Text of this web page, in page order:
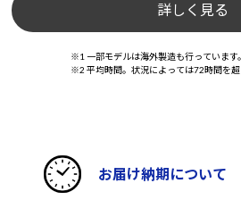
詳しく見る
※1 一部モデルは海外製造も行っています。
※2 平均時間。状況によっては72時間を超
お届け納期について